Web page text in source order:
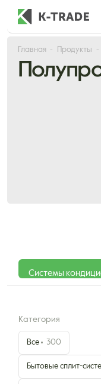
Начните искать
Главная Продукты
Системы
Категория
Все 300
Бытовые сплит-